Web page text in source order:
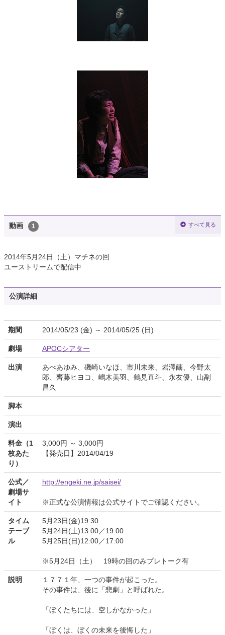
動画 1 すべて見る
2014年5月24日（土）マチネの回
ユーストリームで配信中
公演詳細
期間 2014/05/23 (金) ～ 2014/05/25 (日)
劇場 APOCシアター
出演
あべあゆみ、磯崎いなほ、市川未来、岩澤繭、今野太
郎、齊藤ヒヨコ、嶋木美羽、鶴見直斗、永友優、山副
昌久
脚本
演出
料金（1
枚あた
り）
3,000円 ～ 3,000円
【発売日】2014/04/19
公式／
劇場サ
イト
http://engeki.ne.jp/saisei/
※正式な公演情報は公式サイトでご確認ください。
タイム
テーブ
ル
5月23日(金)19:30
5月24日(土)13:00／19:00
5月25日(日)12:00／17:00
※5月24日（土） 19時の回のみプレトーク有
説明
１７７１年、一つの事件が起こった。
その事件は、後に「悲劇」と呼ばれた。
「ぼくたちには、空しかなかった」
「ぼくは、ぼくの未来を後悔した」